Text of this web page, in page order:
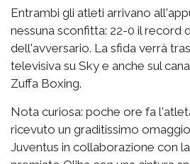
Entrambi gli atleti arrivano
nessuna sconfitta: 22-0 il record
dell'avversario. La sfida verrà
televisiva su Sky e anche sul
Zuffa Boxing.
Nota curiosa: poche ore fa
ricevuto un graditissimo
Juventus in collaborazione con